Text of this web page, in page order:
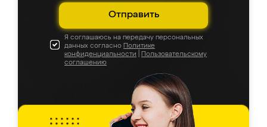
Отправить
Я соглашаюсь на передачу персональных
данных согласно Политике
конфиденциальности
Пользовательскому
соглашению